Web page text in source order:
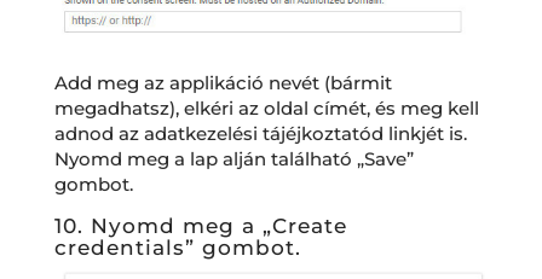
Add meg az applikáció nevét (bármit
megadhatsz), elkéri az oldal címét, és meg kell
adnod az adatkezelési tájéjkoztatód linkjét is.
Nyomd meg a lap alján található „Save”
gombot.
10. Nyomd meg a „Create
credentials” gombot.